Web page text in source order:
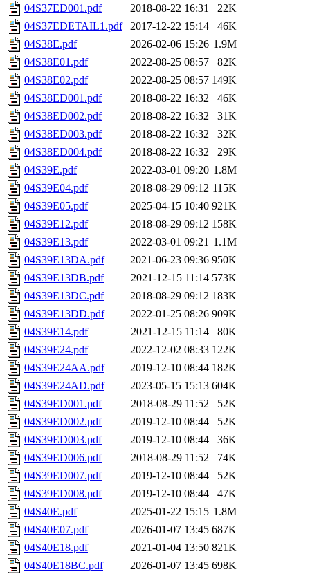
04S37ED001.pdf
2018-08-22 16:31
22K
04S37EDETAIL1.pdf
2017-12-22 15:14
46K
04S38E.pdf
2026-02-06 15:26 1.9M
04S38E01.pdf
2022-08-25 08:57
82K
04S38E02.pdf
2022-08-25 08:57 149K
04S38ED001.pdf
2018-08-22 16:32
46K
04S38ED002.pdf
2018-08-22 16:32
31K
04S38ED003.pdf
2018-08-22 16:32
32K
04S38ED004.pdf
2018-08-22 16:32
29K
04S39E.pdf
2022-03-01 09:20 1.8M
04S39E04.pdf
2018-08-29 09:12 115K
04S39E05.pdf
2025-04-15 10:40 921K
04S39E12.pdf
2018-08-29 09:12 158K
04S39E13.pdf
2022-03-01 09:21 1.1M
04S39E13DA.pdf
2021-06-23 09:36 950K
04S39E13DB.pdf
2021-12-15 11:14 573K
04S39E13DC.pdf
2018-08-29 09:12 183K
04S39E13DD.pdf
2022-01-25 08:26 909K
04S39E14.pdf
2021-12-15 11:14
80K
04S39E24.pdf
2022-12-02 08:33 122K
04S39E24AA.pdf
2019-12-10 08:44 182K
04S39E24AD.pdf
2023-05-15 15:13 604K
04S39ED001.pdf
2018-08-29 11:52
52K
04S39ED002.pdf
2019-12-10 08:44
52K
04S39ED003.pdf
2019-12-10 08:44
36K
04S39ED006.pdf
2018-08-29 11:52
74K
04S39ED007.pdf
2019-12-10 08:44
52K
04S39ED008.pdf
2019-12-10 08:44
47K
04S40E.pdf
2025-01-22 15:15 1.8M
04S40E07.pdf
2026-01-07 13:45 687K
04S40E18.pdf
2021-01-04 13:50 821K
04S40E18BC.pdf
2026-01-07 13:45 698K